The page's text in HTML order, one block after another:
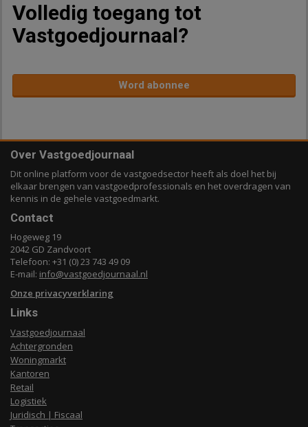
Volledig toegang tot
Vastgoedjournaal?
Word abonnee
Over Vastgoedjournaal
Dit online platform voor de vastgoedsector heeft als doel het bij
elkaar brengen van vastgoedprofessionals en het overdragen van
kennis in de gehele vastgoedmarkt.
Contact
Hogeweg 19
2042 GD Zandvoort
Telefoon: +31 (0) 23 743 49 09
E-mail: info@vastgoedjournaal.nl
Onze privacyverklaring
Links
Vastgoedjournaal
Achtergronden
Woningmarkt
Kantoren
Retail
Logistiek
Juridisch | Fiscaal